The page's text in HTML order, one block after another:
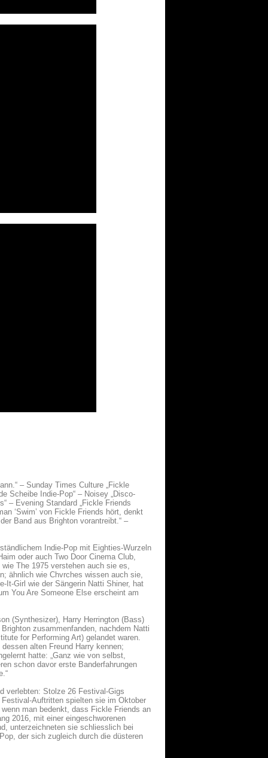
– Sunday Times Culture „Fickle
Scheibe Indie-Pop“ – Noisey „Disco-
– Evening Standard „Fickle Friends
‘Swim’ von Fickle Friends hört, denkt
Band aus Brighton vorantreibt.“ –
Indie-Pop mit Eighties-Wurzeln
oder auch Two Door Cinema Club,
The 1975 verstehen auch sie es,
ähnlich wie Chvrches wissen auch sie,
It-Girl wie der Sängerin Natti Shiner, hat
You Are Someone Else erscheint am
(Synthesizer), Harry Herrington (Bass)
zusammenfanden, nachdem Natti
for Performing Art) gelandet waren.
alten Freund Harry kennen;
hatte: „Ganz wie von selbst,
schon davor erste Banderfahrungen
verlebten: Stolze 26 Festival-Gigs
Auftritten spielten sie im Oktober
man bedenkt, dass Fickle Friends an
2016, mit einer eingeschworenen
unterzeichneten sie schliesslich bei
der sich zugleich durch die düsteren